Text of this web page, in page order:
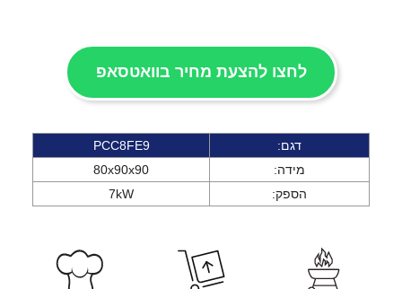
לחצו להצעת מחיר בוואטסאפ
דגם:
PCC8FE9
מידה:
80x90x90
הספק:
7kW